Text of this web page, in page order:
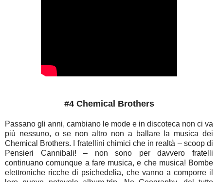
#4 Chemical Brothers
Passano gli anni, cambiano le mode e in discoteca non ci va
più nessuno, o se non altro non a ballare la musica dei
Chemical Brothers. I fratellini chimici che in realtà – scoop di
Pensieri Cannibali! – non sono per davvero fratelli
continuano comunque a fare musica, e che musica! Bombe
elettroniche ricche di psichedelia, che vanno a comporre il